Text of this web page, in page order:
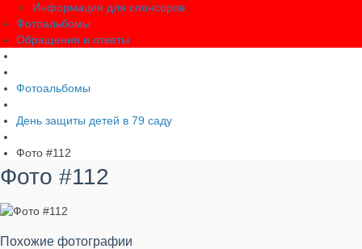
Информация для спонсоров
Фотоальбомы
Обращения и ответы
Фотоальбомы
День защиты детей в 79 саду
Фото #112
Фото #112
Похожие фотографии